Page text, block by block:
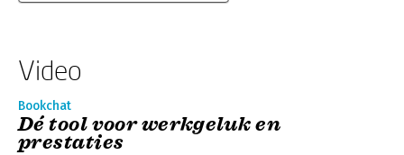
Video
Bookchat
Dé tool voor werkgeluk en
prestaties